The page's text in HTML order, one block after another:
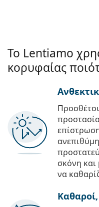
Το Lentiamo
κορυφαίας
σκόνη
να